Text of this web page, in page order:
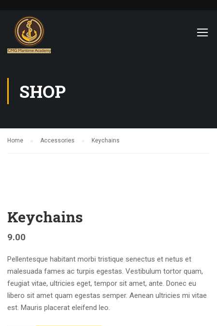
SHOP
Home Accessories Keychains
Keychains
9.00
Pellentesque habitant morbi tristique senectus et netus et
malesuada fames ac turpis egestas. Vestibulum tortor quam,
feugiat vitae, ultricies eget, tempor sit amet, ante. Donec eu
libero sit amet quam egestas semper. Aenean ultricies mi vitae
est. Mauris placerat eleifend leo.